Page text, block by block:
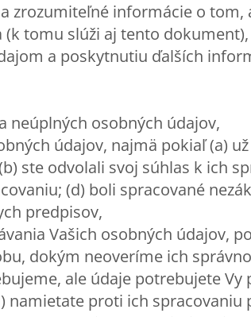
zrozumiteľné informácie o tom,
(k tomu slúži aj tento dokument),
a poskytnutiu ďalších
neúplných osobných údajov,
údajov, najmä pokiaľ (a)
ste odvolali svoj súhlas k ich
(d) boli spracované
predpisov,
Vašich osobných údajov,
dokým neoveríme ich
ale údaje potrebujete Vy
namietate proti ich spracovaniu